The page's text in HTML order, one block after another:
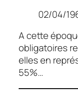
02/04/
A cette
obligatoires
elles en
55%…